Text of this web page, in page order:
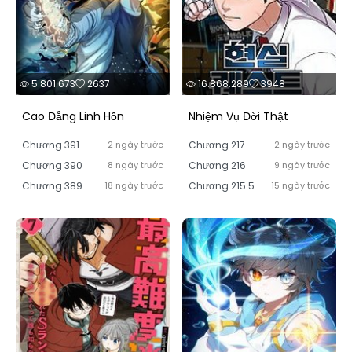
5.801.673 2637
Cao Đẳng Linh Hồn
Chương 391 2 ngày trước
Chương 390 8 ngày trước
Chương 389 18 ngày trước
16.868.289 3948
Nhiệm Vụ Đời Thật
Chương 217 2 ngày trước
Chương 216 9 ngày trước
Chương 215.5 15 ngày trước